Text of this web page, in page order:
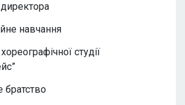
навчання
студії
братство